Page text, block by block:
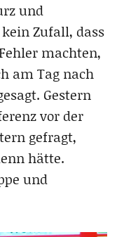
und
Zufall, dass
machten,
am Tag nach
Gestern
vor der
gefragt,
hätte.
und